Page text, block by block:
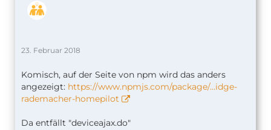
23. Februar 2018
Komisch, auf der Seite von npm wird das anders
angezeigt: https://www.npmjs.com/package/…idge-
rademacher-homepilot
Da entfällt "deviceajax.do"